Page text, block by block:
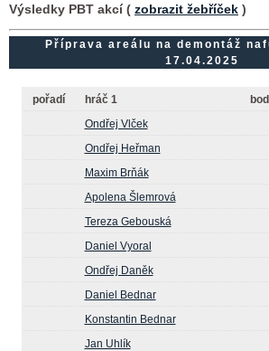
Výsledky PBT akcí ( zobrazit žebříček )
Příprava areálu na demontáž
17.04.2025
pořadí hráč 1
Ondřej Vlček
Ondřej Heřman
Maxim Brňák
Apolena Šlemrová
Tereza Gebouská
Daniel Vyoral
Ondřej Daněk
Daniel Bednar
Konstantin Bednar
Jan Uhlík